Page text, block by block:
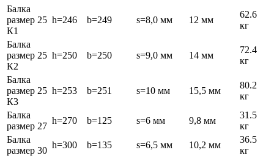
Балка
размер 25
К1
h=246 b=249 s=8,0 мм 12 мм
62.6
кг
Балка
размер 25
К2
h=250 b=250 s=9,0 мм 14 мм
72.4
кг
Балка
размер 25
К3
h=253 b=251 s=10 мм 15,5 мм
80.2
кг
Балка
размер 27
h=270 b=125 s=6 мм 9,8 мм
31.5
кг
Балка
размер 30
h=300 b=135 s=6,5 мм 10,2 мм
36.5
кг